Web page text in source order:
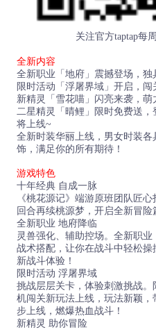
关注官方taptap每
全新内容
全新职业「地府」震撼登场，
限时活动「浮屠界域」开启，
新精灵「雪花喵」闪亮来袭，
二星精灵「晴鲤」限时免费送
将上线~
全新时装华丽上线，男女时装
饰，满足你的所有期待！
游戏特色
十年经典 自成一脉
《桃花源记》端游原班团队匠
回合再续桃源梦，开启全新冒险
全新职业 地府降临
灵兽强化、辅助控场。全新职
战术搭配，让你在战斗中轻松
新战斗体验！
限时活动 浮屠界域
挑战层层关卡，体验刺激挑战
机闯关新玩法上线，玩法新颖
步上线，燃爆热血战斗！
新精灵 助你冒险